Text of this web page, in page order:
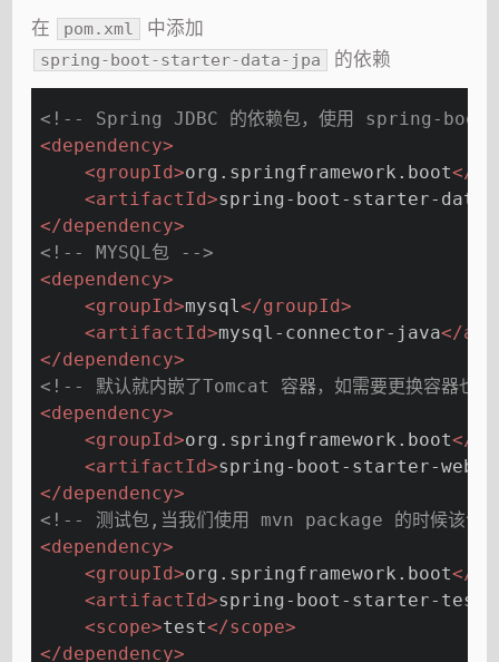
在 pom.xml 中添加
spring-boot-starter-data-jpa 的依赖
<!-- Spring JDBC 的依赖包，使用 spring-
<dependency>
<groupId>org.springframework.boot</
<artifactId>spring-boot-starter-
</dependency>
<!-- MYSQL包 -->
<dependency>
<groupId>mysql</groupId>
<artifactId>mysql-connector-java</
</dependency>
<!-- 默认就内嵌了Tomcat 容器，如需要更换容器也
<dependency>
<groupId>org.springframework.boot</
<artifactId>spring-boot-starter-web
</dependency>
<!-- 测试包,当我们使用 mvn package 的时候该包
<dependency>
<groupId>org.springframework.boot</
<artifactId>spring-boot-starter-test
<scope>test</scope>
</dependency>